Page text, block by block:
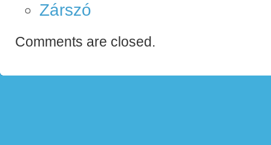
Zárszó
Comments are closed.